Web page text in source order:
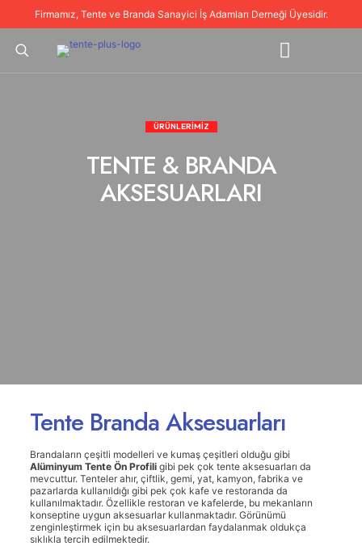
Firmamız, Tente ve Branda Sanayici İş Adamları Derneği Üyesidir.
ÜRÜNLERİMİZ
TENTE & BRANDA
AKSESUARLARI
Tente Branda Aksesuarları
Brandaların çeşitli modelleri ve kumaş çeşitleri olduğu gibi
Alüminyum Tente Ön Profili gibi pek çok tente aksesuarları da
mevcuttur. Tenteler ahır, çiftlik, gemi, yat, kamyon, fabrika ve
pazarlarda kullanıldığı gibi pek çok kafe ve restoranda da
kullanılmaktadır. Özellikle restoran ve kafelerde, bu mekanların
konseptine uygun aksesuarlar kullanmaktadır. Görünümü
zenginleştirmek için bu aksesuarlardan faydalanmak oldukça
sıklıkla tercih edilmektedir.